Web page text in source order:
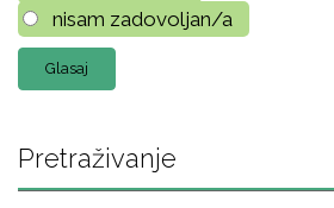
nisam zadovoljan/a
Pretraživanje